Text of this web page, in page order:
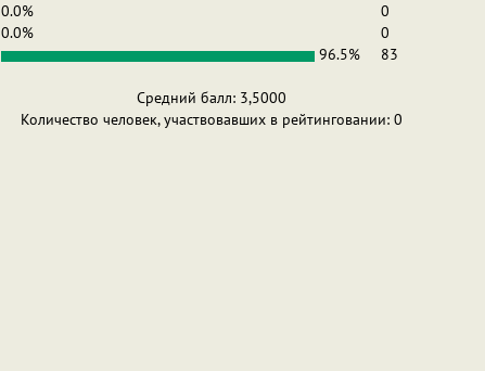
0.0%
0
0.0%
0
96.5% 83
Средний балл: 3,5000
Количество человек, участвовавших в рейтинговании: 0